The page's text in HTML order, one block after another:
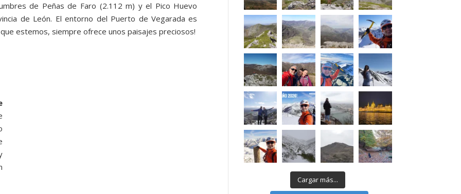
de Peñas de Faro (2.112 m) y el Pico Huevo
de León. El entorno del Puerto de Vegarada es
estemos, siempre ofrece unos paisajes preciosos!
Cargar más...